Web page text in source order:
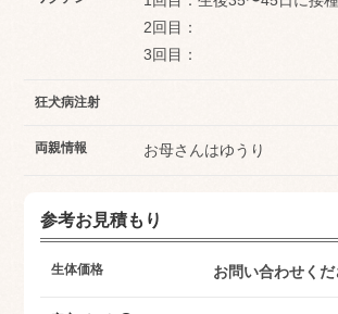
2回目：
3回目：
狂犬病注射
両親情報 お母さんはゆうり
参考お見積もり
生体価格 お問い合わせく